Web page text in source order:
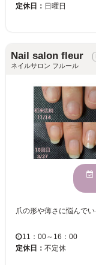
定休日： 日曜日
Nail salon fleur
ネイルサロン フルール
11：00～16：00
定休日： 不定休